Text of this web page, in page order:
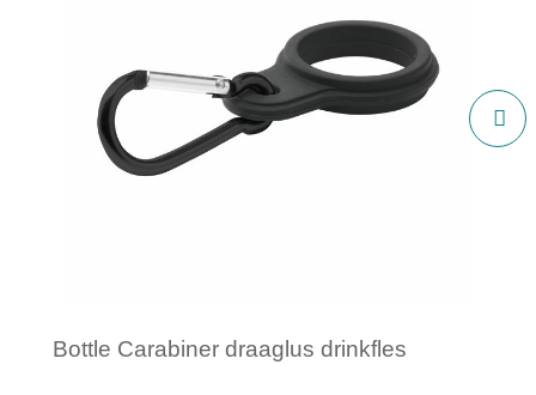
Bottle Carabiner draaglus drinkfles